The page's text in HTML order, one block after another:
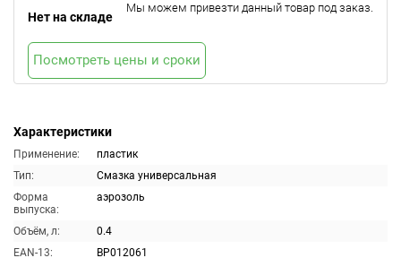
Характеристики
Применение:
пластик
Тип:
Смазка универсальная
Форма
выпуска:
аэрозоль
Объём, л:
0.4
EAN-13:
BP012061
Нет на складе
Мы можем привезти данный товар под заказ.
Посмотреть цены и сроки